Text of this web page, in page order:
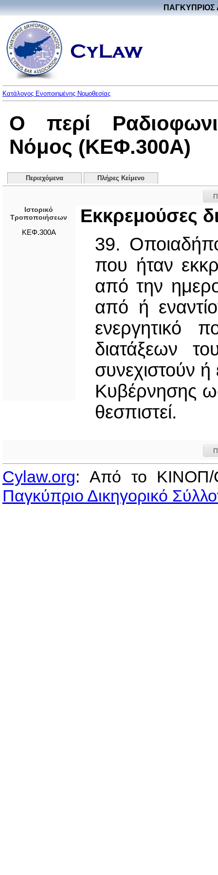
ΠΑΓΚΥΠΡΙΟΣ
Κατάλογος Ενοποιημένης Νομοθεσίας
Ο περί
Νόμος (ΚΕΦ.300Α)
Περιεχόμενα Πλήρες Κείμενο
Ιστορικό
Τροποποιήσεων
ΚΕΦ.300Α
Εκκρεμούσες
39.
που ήταν
από την
από ή
ενεργητικό
διατάξεων
συνεχιστούν ή
Κυβέρνησης
θεσπιστεί.
Cylaw.org: Από το
Παγκύπριο Δικηγορικό